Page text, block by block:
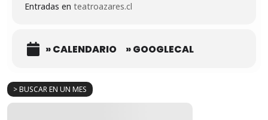
> BUSCAR EN UN MES
Entradas en teatroazares.cl
» CALENDARIO » GOOGLECAL